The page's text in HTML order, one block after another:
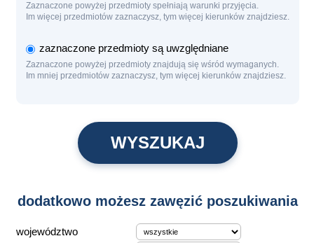
Zaznaczone powyżej przedmioty spełniają warunki przyjęcia.
Im więcej przedmiotów zaznaczysz, tym więcej kierunków znajdziesz.
zaznaczone przedmioty są uwzględniane
Zaznaczone powyżej przedmioty znajdują się wśród wymaganych.
Im mniej przedmiotów zaznaczysz, tym więcej kierunków znajdziesz.
dodatkowo możesz zawęzić poszukiwania
województwo